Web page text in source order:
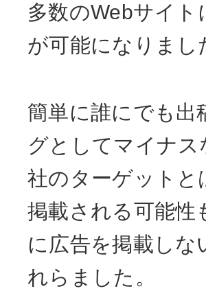
多数のWebサイ
が可能になりまし
簡単に誰にでも出
グとしてマイナ
社のターゲット
掲載される可能性
に広告を掲載し
れらました。